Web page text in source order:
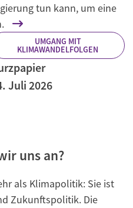
tun kann, um eine
UMGANG MIT
KLIMAWANDELFOLGEN
Juli 2026
uns an?
als Klimapolitik: Sie ist
Zukunftspolitik. Die